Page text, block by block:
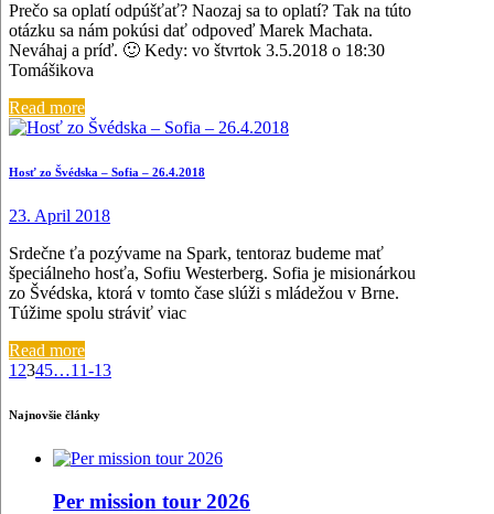
Prečo sa oplatí odpúšťať? Naozaj sa to oplatí? Tak na túto
otázku sa nám pokúsi dať odpoveď Marek Machata.
Neváhaj a príď. 🙂 Kedy: vo štvrtok 3.5.2018 o 18:30
Tomášikova
Read more
Hosť zo Švédska – Sofia – 26.4.2018
23. April 2018
Srdečne ťa pozývame na Spark, tentoraz budeme mať
špeciálneho hosťa, Sofiu Westerberg. Sofia je misionárkou
zo Švédska, ktorá v tomto čase slúži s mládežou v Brne.
Túžime spolu stráviť viac
Read more
1 2345…11-13
Najnovšie články
Per mission tour 2026